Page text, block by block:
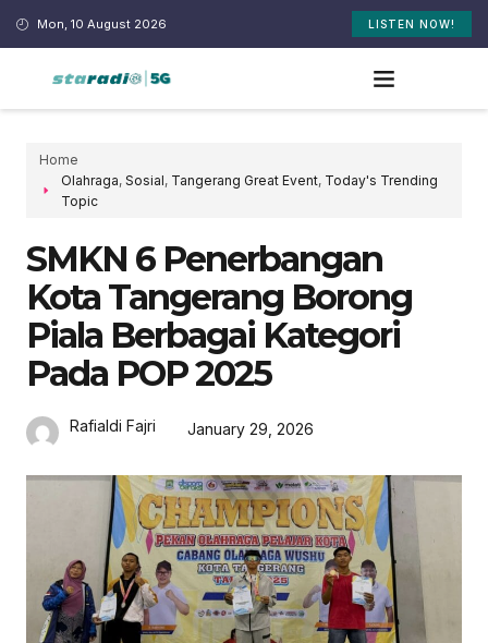
Mon, 10 August 2026 LISTEN NOW!
Home
Olahraga, Sosial, Tangerang Great Event, Today's Trending
Topic
SMKN 6 Penerbangan
Kota Tangerang Borong
Piala Berbagai Kategori
Pada POP 2025
Rafialdi Fajri January 29, 2026